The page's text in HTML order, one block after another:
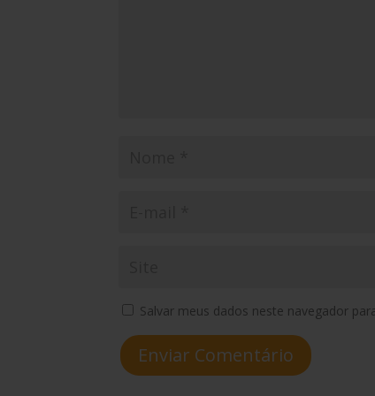
Salvar meus dados neste navegador
Enviar Comentário